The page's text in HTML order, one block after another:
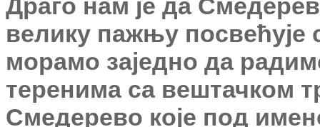
Драго нам је да
велику пажњу
морамо заједно да
теренима са вештачком
Смедерево које под